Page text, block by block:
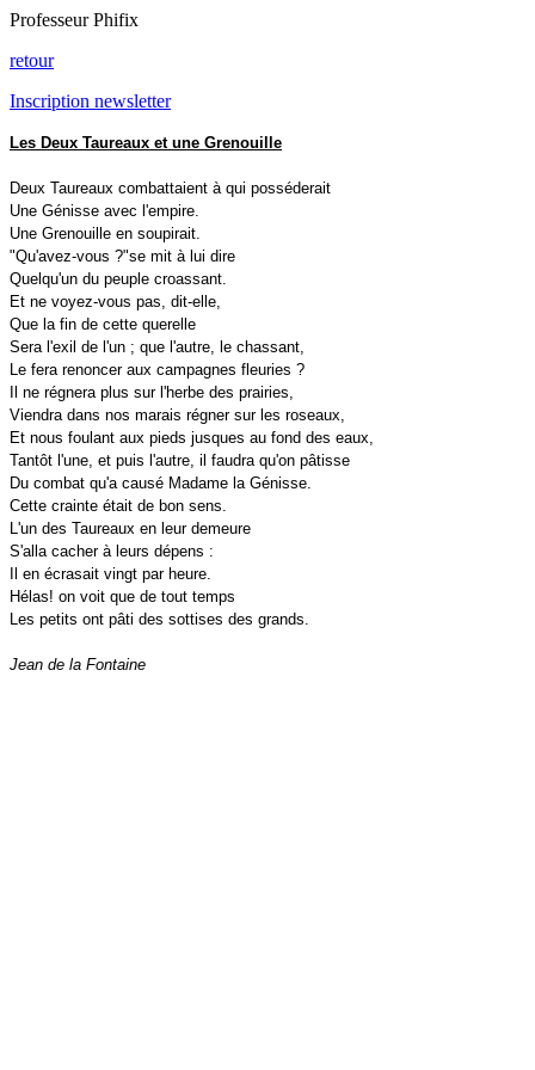
Professeur Phifix
retour
Inscription newsletter
Les Deux Taureaux et une Grenouille
Deux Taureaux combattaient à qui posséderait
Une Génisse avec l'empire.
Une Grenouille en soupirait.
"Qu'avez-vous ?"se mit à lui dire
Quelqu'un du peuple croassant.
Et ne voyez-vous pas, dit-elle,
Que la fin de cette querelle
Sera l'exil de l'un ; que l'autre, le chassant,
Le fera renoncer aux campagnes fleuries ?
Il ne régnera plus sur l'herbe des prairies,
Viendra dans nos marais régner sur les roseaux,
Et nous foulant aux pieds jusques au fond des eaux,
Tantôt l'une, et puis l'autre, il faudra qu'on pâtisse
Du combat qu'a causé Madame la Génisse.
Cette crainte était de bon sens.
L'un des Taureaux en leur demeure
S'alla cacher à leurs dépens :
Il en écrasait vingt par heure.
Hélas! on voit que de tout temps
Les petits ont pâti des sottises des grands.
Jean de la Fontaine